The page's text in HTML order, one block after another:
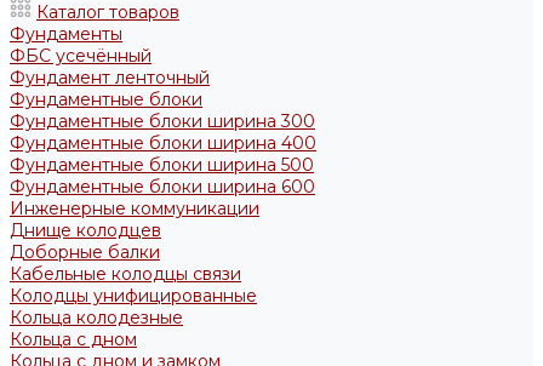
Каталог товаров
Фундаменты
ФБС усечённый
Фундамент ленточный
Фундаментные блоки
Фундаментные блоки ширина 300
Фундаментные блоки ширина 400
Фундаментные блоки ширина 500
Фундаментные блоки ширина 600
Инженерные коммуникации
Днище колодцев
Доборные балки
Кабельные колодцы связи
Колодцы унифицированные
Кольца колодезные
Кольца с дном
Кольца с дном и замком